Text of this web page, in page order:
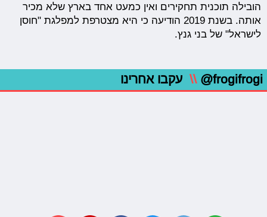
הובילה תוכנית תחקירים ואין כמעט אחד בארץ שלא מכיר
אותה. בשנת 2019 הודיעה כי היא מצטרפת למפלגת "חוסן
לישראל" של בני גנץ.
@frogifrogi
\\ עקבו אחרינו